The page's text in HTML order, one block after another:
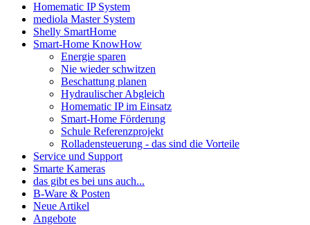
Homematic IP System
mediola Master System
Shelly SmartHome
Smart-Home KnowHow
Energie sparen
Nie wieder schwitzen
Beschattung planen
Hydraulischer Abgleich
Homematic IP im Einsatz
Smart-Home Förderung
Schule Referenzprojekt
Rolladensteuerung - das sind die Vorteile
Service und Support
Smarte Kameras
das gibt es bei uns auch...
B-Ware & Posten
Neue Artikel
Angebote